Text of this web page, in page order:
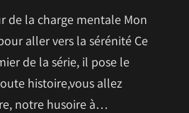
de la charge mentale Mon
aller vers la sérénité Ce
de la série, il pose le
histoire,vous allez
notre husoire à…